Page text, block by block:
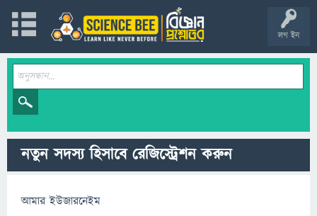
লগ ইন
নতুন সদস্য হিসাবে রেজিস্ট্রেশন করুন
আমার ইউজারনেইম